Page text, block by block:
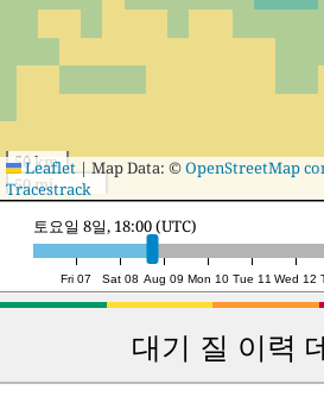
50 km
50 mi
Leaflet|Map Data: ©OpenStreetMap
Tracestrack
Fri 07 Sat 08 Aug 09 Mon 10 Tue 11 Wed 12
일요일 9일, 15:00 (UTC)
대기 질 이력